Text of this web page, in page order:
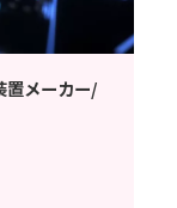
置メーカー/